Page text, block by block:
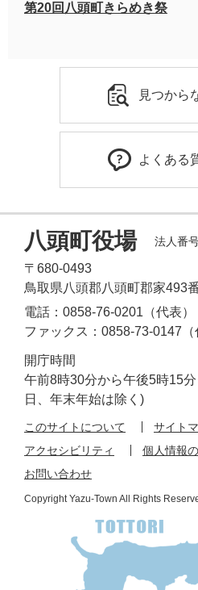
第20回八頭町きらめき祭
見つから
よくある
八頭町役場 法人番
〒680-0493
鳥取県八頭郡八頭町郡家493
電話：0858-76-0201（代表）
ファックス：0858-73-0147（
開庁時間
午前8時30分から午後5時15
日、年末年始は除く)
このサイトについて
サイト
アクセシビリティ
個人情報
お問い合わせ
Copyright Yazu-Town All Rights